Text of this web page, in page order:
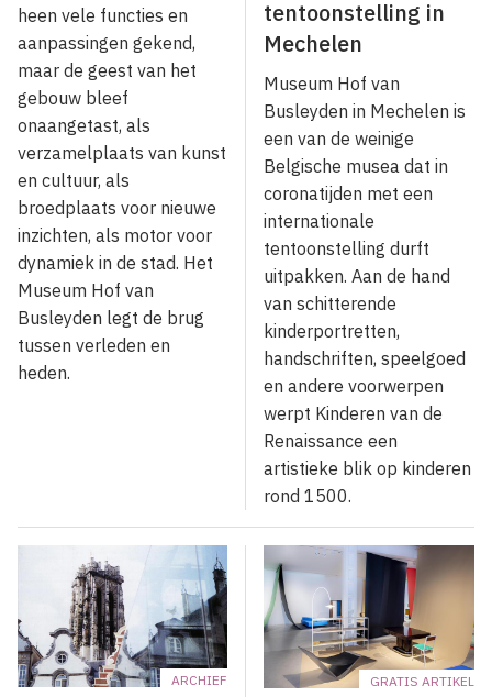
heen vele functies en
aanpassingen gekend,
maar de geest van het
gebouw bleef
onaangetast, als
verzamelplaats van kunst
en cultuur, als
broedplaats voor nieuwe
inzichten, als motor voor
dynamiek in de stad. Het
Museum Hof van
Busleyden legt de brug
tussen verleden en
heden.
tentoonstelling in
Mechelen
Museum Hof van
Busleyden in Mechelen is
een van de weinige
Belgische musea dat in
coronatijden met een
internationale
tentoonstelling durft
uitpakken. Aan de hand
van schitterende
kinderportretten,
handschriften, speelgoed
en andere voorwerpen
werpt Kinderen van de
Renaissance een
artistieke blik op kinderen
rond 1500.
ARCHIEF GRATIS ARTIKEL